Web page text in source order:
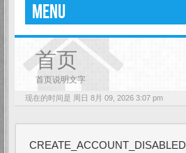
MENU
首页
首页说明文字
现在的时间是 周日 8月 09, 2026 3:07 pm
CREATE_ACCOUNT_DISABLED